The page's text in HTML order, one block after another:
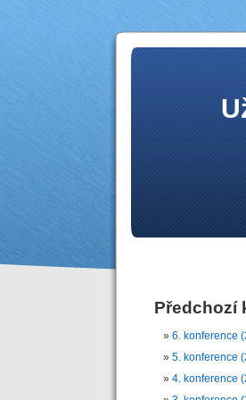
Předchozí
6. konference
5. konference
4. konference